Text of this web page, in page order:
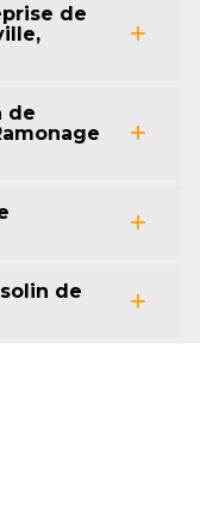
de
de
de